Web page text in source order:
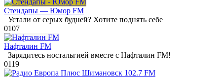
Стендапы — Юмор FM
Устали от серых будней? Хотите поднять себе
0107
Нафталин FM
Зарядитесь ностальгией вместе с Нафталин FM!
0119